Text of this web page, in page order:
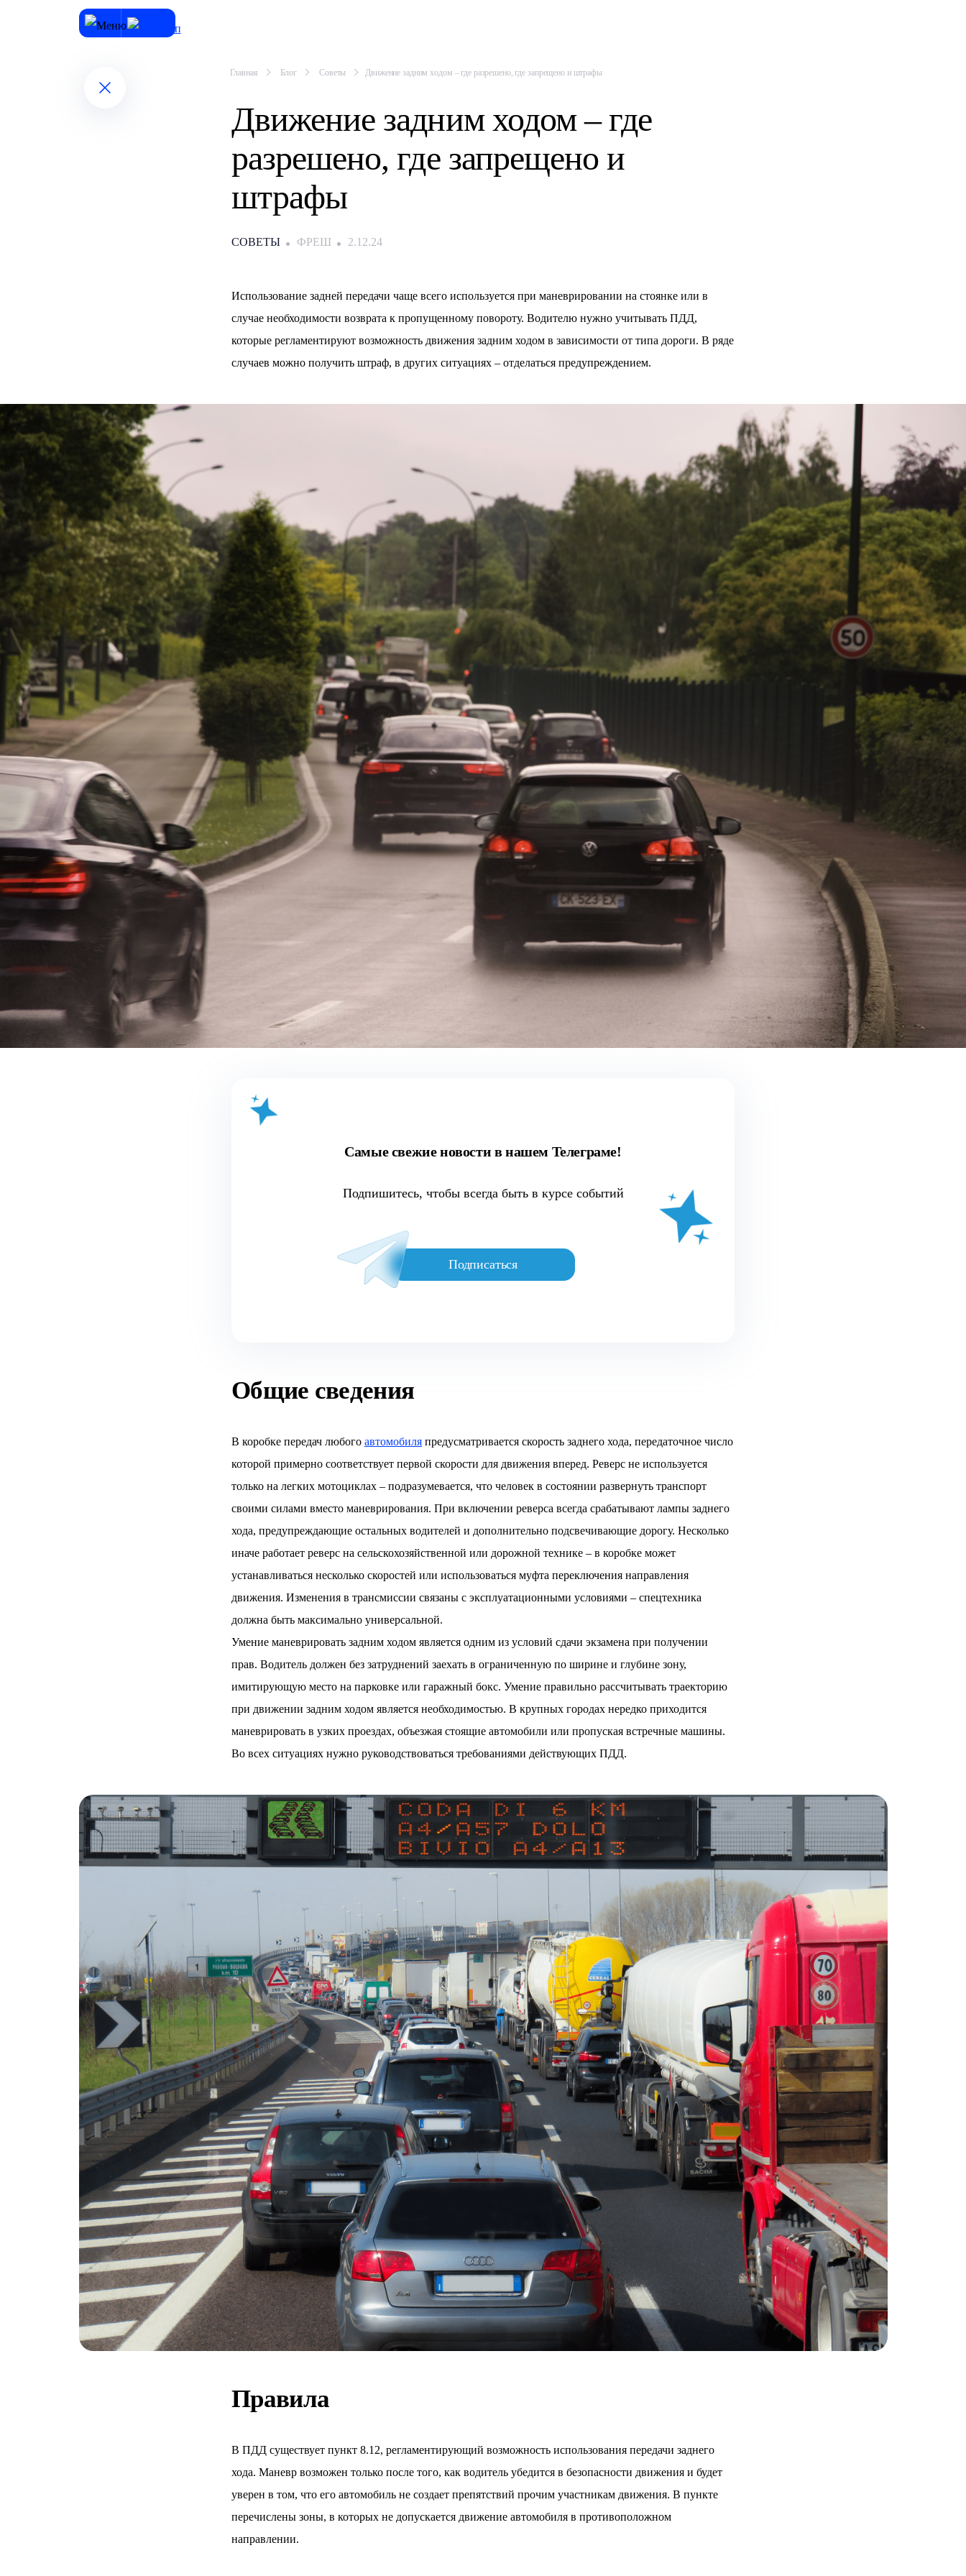
Главная Блог Советы Движение задним ходом – где разрешено, где запрещено и штрафы
Движение задним ходом – где
разрешено, где запрещено и
штрафы
СОВЕТЫ ФРЕШ 2.12.24
Использование задней передачи чаще всего используется при маневрировании на стоянке или в
случае необходимости возврата к пропущенному повороту. Водителю нужно учитывать ПДД,
которые регламентируют возможность движения задним ходом в зависимости от типа дороги. В ряде
случаев можно получить штраф, в других ситуациях – отделаться предупреждением.
Самые свежие новости в нашем Телеграме!
Подпишитесь, чтобы всегда быть в курсе событий
Подписаться
Общие сведения
В коробке передач любого автомобиля предусматривается скорость заднего хода, передаточное число
которой примерно соответствует первой скорости для движения вперед. Реверс не используется
только на легких мотоциклах – подразумевается, что человек в состоянии развернуть транспорт
своими силами вместо маневрирования. При включении реверса всегда срабатывают лампы заднего
хода, предупреждающие остальных водителей и дополнительно подсвечивающие дорогу. Несколько
иначе работает реверс на сельскохозяйственной или дорожной технике – в коробке может
устанавливаться несколько скоростей или использоваться муфта переключения направления
движения. Изменения в трансмиссии связаны с эксплуатационными условиями – спецтехника
должна быть максимально универсальной.
Умение маневрировать задним ходом является одним из условий сдачи экзамена при получении
прав. Водитель должен без затруднений заехать в ограниченную по ширине и глубине зону,
имитирующую место на парковке или гаражный бокс. Умение правильно рассчитывать траекторию
при движении задним ходом является необходимостью. В крупных городах нередко приходится
маневрировать в узких проездах, объезжая стоящие автомобили или пропуская встречные машины.
Во всех ситуациях нужно руководствоваться требованиями действующих ПДД.
Правила
В ПДД существует пункт 8.12, регламентирующий возможность использования передачи заднего
хода. Маневр возможен только после того, как водитель убедится в безопасности движения и будет
уверен в том, что его автомобиль не создает препятствий прочим участникам движения. В пункте
перечислены зоны, в которых не допускается движение автомобиля в противоположном
направлении.